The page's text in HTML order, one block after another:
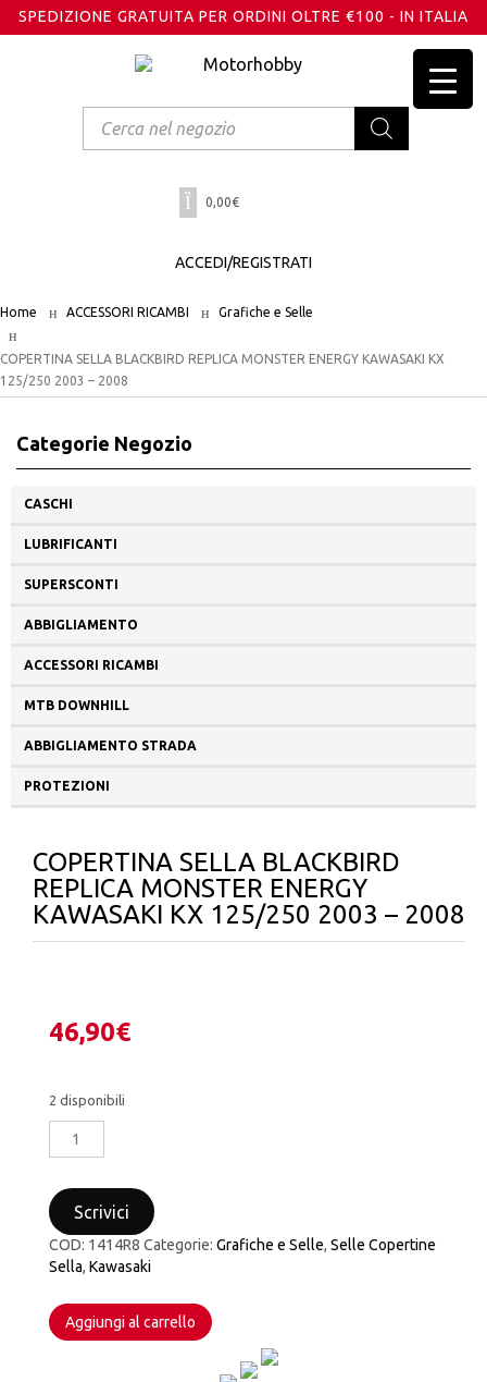
SPEDIZIONE GRATUITA PER ORDINI OLTRE €100 - IN ITALIA
search
0,00€
ACCEDI/REGISTRATI
Home ACCESSORI RICAMBI Grafiche e Selle
COPERTINA SELLA BLACKBIRD REPLICA MONSTER ENERGY KAWASAKI KX
125/250 2003 – 2008
Categorie Negozio
CASCHI
LUBRIFICANTI
SUPERSCONTI
ABBIGLIAMENTO
ACCESSORI RICAMBI
MTB DOWNHILL
ABBIGLIAMENTO STRADA
PROTEZIONI
COPERTINA SELLA BLACKBIRD
REPLICA MONSTER ENERGY
KAWASAKI KX 125/250 2003 – 2008
46,90€
2 disponibili
COPERTINA
REPLICA
MONSTER
ENERGY
KAWASAKI
125/250
2003
Scrivici
COD: 1414R8 Categorie: Grafiche e Selle, Selle Copertine
Sella, Kawasaki
Aggiungi al carrello